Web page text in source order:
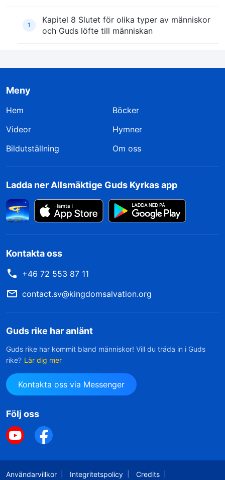
1
Kapitel 8 Slutet för olika typer av människor
och Guds löfte till människan
Meny
Hem
Böcker
Videor
Hymner
Bildutställning
Om oss
Ladda ner Allsmäktige Guds Kyrkas app
Kontakta oss
+46 72 553 87 11
contact.sv@kingdomsalvation.org
Guds rike har anlänt
Guds rike har kommit bland människor! Vill du träda in i Guds
rike? Lär dig mer
Kontakta oss via Messenger
Följ oss
Användarvillkor Integritetspolicy Credits